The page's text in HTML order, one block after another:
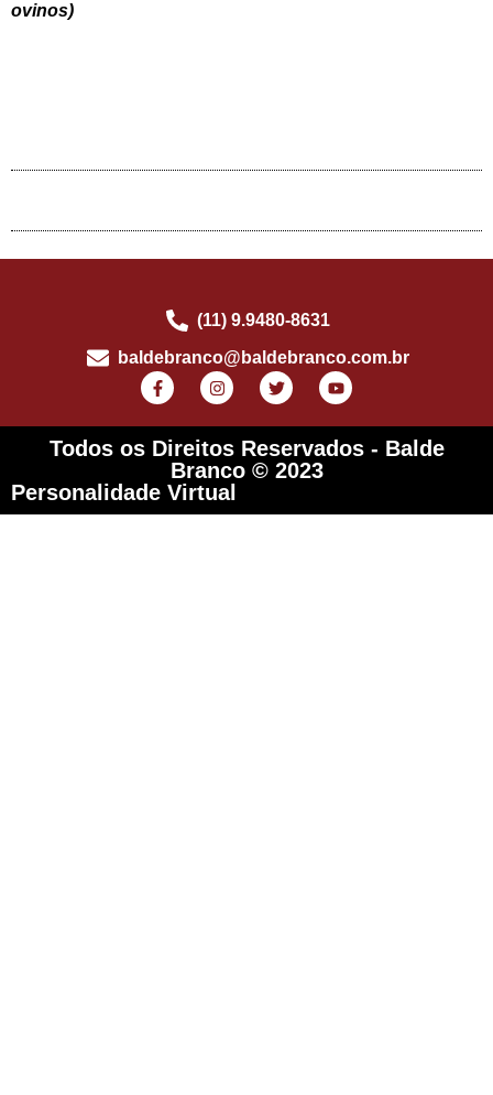
ovinos)
(11) 9.9480-8631
baldebranco@baldebranco.com.br
Todos os Direitos Reservados - Balde
Branco © 2023
Personalidade Virtual